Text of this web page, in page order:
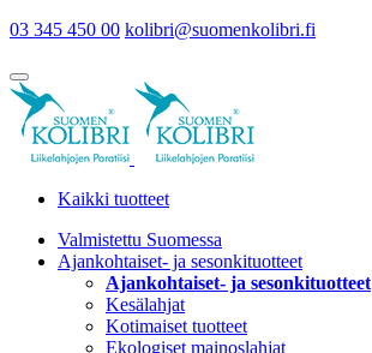
03 345 450 00 kolibri@suomenkolibri.fi
Kaikki tuotteet
Valmistettu Suomessa
Ajankohtaiset- ja sesonkituotteet
Ajankohtaiset- ja sesonkituotteet
Kesälahjat
Kotimaiset tuotteet
Ekologiset mainoslahjat